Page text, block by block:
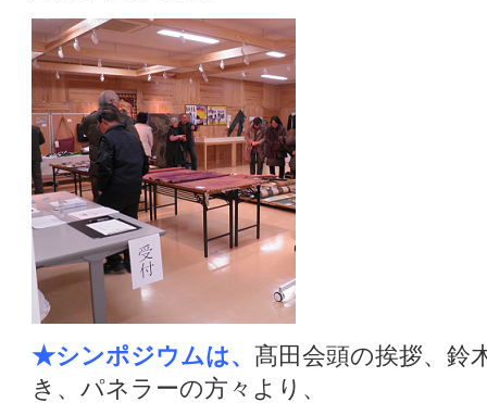
★シンポジウムは、 髙田会頭の挨拶、鈴
き、パネラーの方々より、